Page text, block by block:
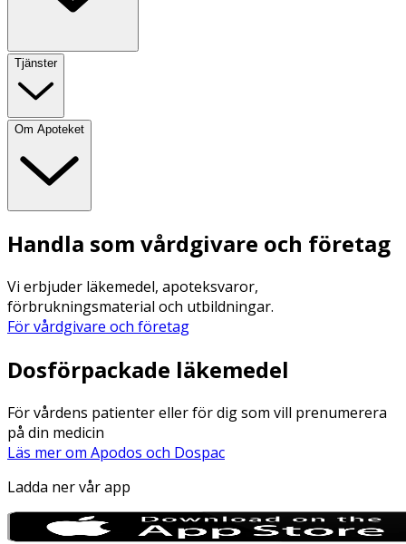
Tjänster
Om Apoteket
Handla som vårdgivare och företag
Vi erbjuder läkemedel, apoteksvaror,
förbrukningsmaterial och utbildningar.
För vårdgivare och företag
Dosförpackade läkemedel
För vårdens patienter eller för dig som vill prenumerera
på din medicin
Läs mer om Apodos och Dospac
Ladda ner vår app